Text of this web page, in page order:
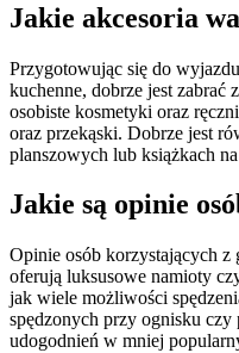
Jakie akcesoria
Przygotowując się do
kuchenne, dobrze jest
osobiste kosmetyki oraz
oraz przekąski. Dobrze jest
planszowych lub książkach
Jakie są opinie
Opinie osób korzystających
oferują luksusowe namioty
jak wiele możliwości
spędzonych przy ognisku
udogodnień w mniej